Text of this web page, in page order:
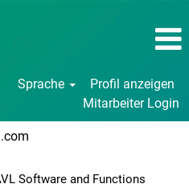
Sprache
Profil anzeigen
Mitarbeiter Login
Software and Functions